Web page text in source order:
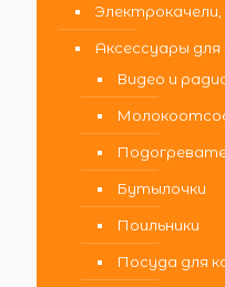
Электрокачели,
Аксессуары
Видео и
Бутылочки
Поильники
Посуда для